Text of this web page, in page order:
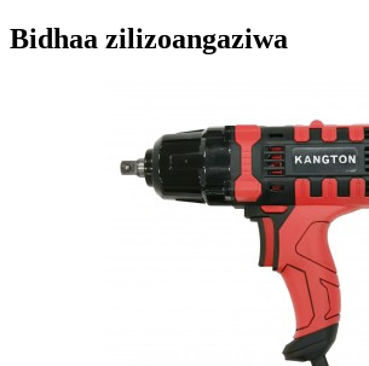
Bidhaa zilizoangaziwa